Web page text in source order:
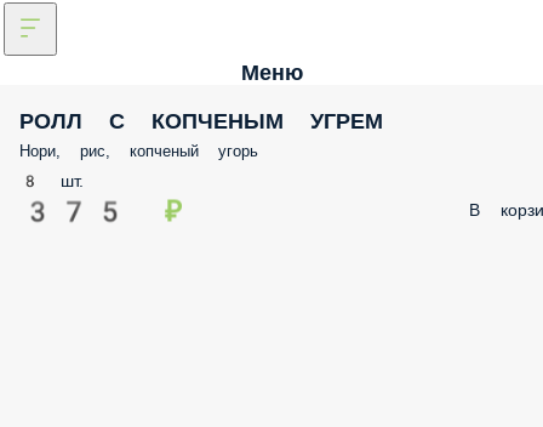
Меню
РОЛЛ С КОПЧЕНЫМ УГРЕМ
Нори, рис, копченый угорь
8 шт.
375 ₽ В